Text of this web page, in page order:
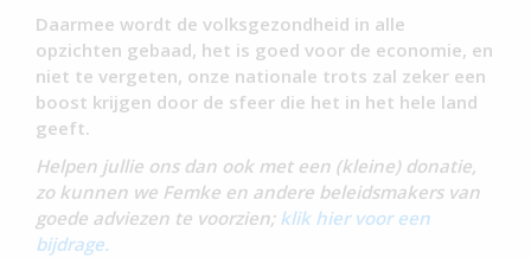
Daarmee wordt de volksgezondheid in alle
opzichten gebaad, het is goed voor de economie, en
niet te vergeten, onze nationale trots zal zeker een
boost krijgen door de sfeer die het in het hele land
geeft.
Helpen jullie ons dan ook met een (kleine) donatie,
zo kunnen we Femke en andere beleidsmakers van
goede adviezen te voorzien; klik hier voor een
bijdrage.